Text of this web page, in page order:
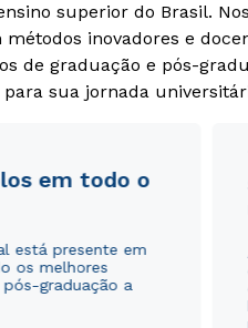
superior do Brasil.
inovadores e
de graduação e pós-
sua jornada
em todo o
está presente em
os melhores
graduação a